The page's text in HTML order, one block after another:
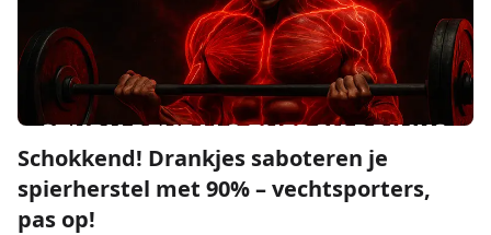
Schokkend! Drankjes saboteren je
spierherstel met 90% – vechtsporters,
pas op!